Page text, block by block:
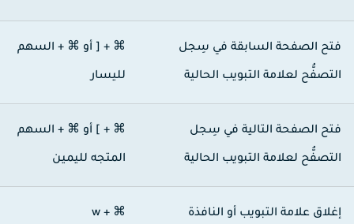
الصفحة السابقة في سِجل
لعلامة التبويب الحالية
⌘ + [ أو ⌘ + السهم
لليسار
الصفحة التالية في سِجل
لعلامة التبويب الحالية
⌘ + ] أو ⌘ + السهم
المتجه لليمين
علامة التبويب أو النافذة ⌘ + w